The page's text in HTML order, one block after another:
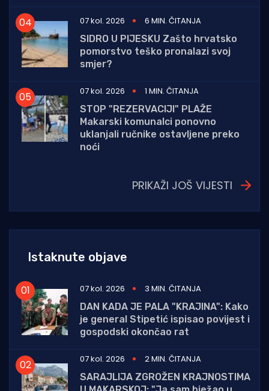
07 kol. 2026
6 MIN. ČITANJA
SIDRO U PIJESKU Zašto hrvatsko
pomorstvo teško pronalazi svoj
smjer?
07 kol. 2026
1 MIN. ČITANJA
STOP "REZERVACIJI" PLAŽE
Makarski komunalci ponovno
uklanjali ručnike ostavljene preko
noći
PRIKAŽI JOŠ VIJESTI
Istaknute objave
07 kol. 2026
3 MIN. ČITANJA
DAN KADA JE PALA "KRAJINA": Kako
je general Stipetić ispisao povijest i
gospodski okončao rat
07 kol. 2026
2 MIN. ČITANJA
SARAJLIJA ZGROŽEN KRAJNOSTIMA